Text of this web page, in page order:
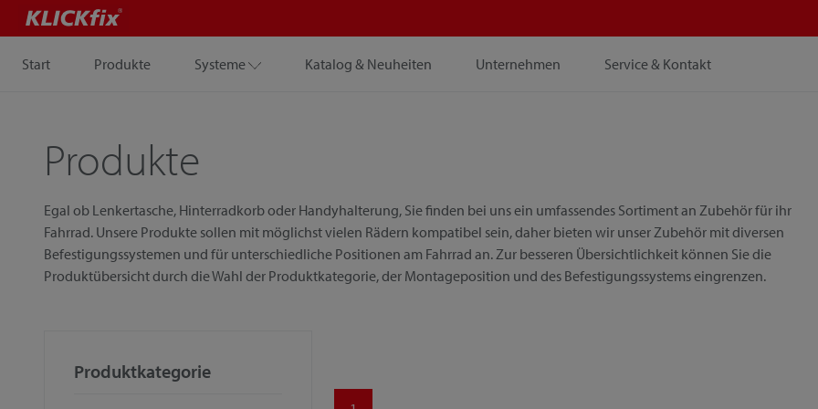
Start Produkte Systeme Katalog & Neuheiten Unternehmen Service & Kontakt
Produkte
Egal ob Lenkertasche, Hinterradkorb oder Handyhalterung, Sie finden bei uns ein umfassendes Sortiment an Zubehör für ihr
Fahrrad. Unsere Produkte sollen mit möglichst vielen Rädern kompatibel sein, daher bieten wir unser Zubehör mit diversen
Befestigungssystemen und für unterschiedliche Positionen am Fahrrad an. Zur besseren Übersichtlichkeit können Sie die
Produktübersicht durch die Wahl der Produktkategorie, der Montageposition und des Befestigungssystems eingrenzen.
Produktkategorie